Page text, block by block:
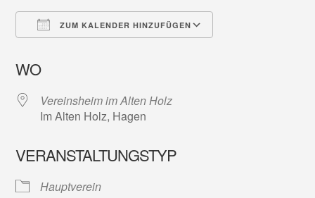
ZUM KALENDER HINZUFÜGEN
WO
Vereinsheim im Alten Holz
Im Alten Holz, Hagen
VERANSTALTUNGSTYP
Hauptverein